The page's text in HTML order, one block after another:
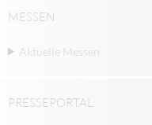
MESSEN
Aktuelle Messen
PRESSEPORTAL